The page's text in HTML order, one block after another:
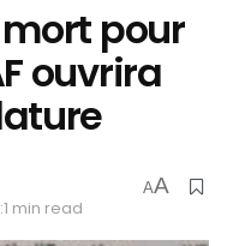
mort pour
ouvrira
min read
AA